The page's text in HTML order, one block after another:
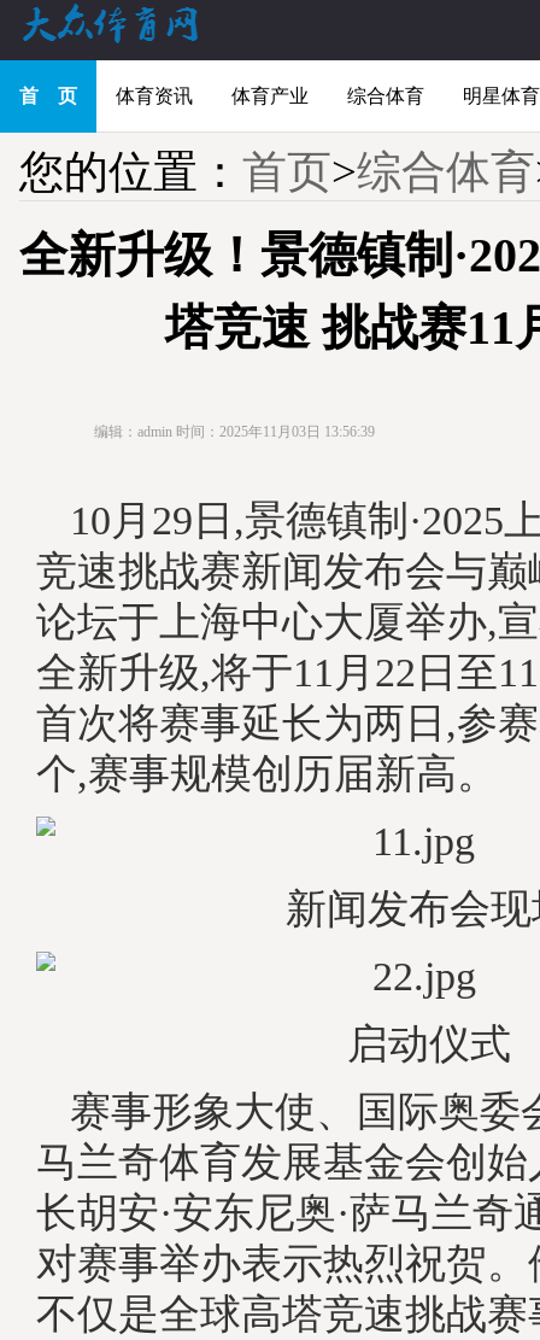
首 页 体育资讯 体育产业 综合体育 明星体育
您的位置： 首页>综合体育
全新升级！景德镇制
塔竞速 挑战赛11
编辑：admin 时间：2025年11月03日 13:56:39
10月29日,景德镇制·2025
竞速挑战赛新闻发布会与
论坛于上海中心大厦举办,
全新升级,将于11月22日至
首次将赛事延长为两日,参
个,赛事规模创历届新高。
新闻发布会
启动仪式
赛事形象大使、国际奥委
马兰奇体育发展基金会创
长胡安·安东尼奥·萨马兰奇
对赛事举办表示热烈祝贺
不仅是全球高塔竞速挑战